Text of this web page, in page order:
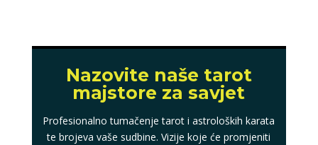
Nazovite naše tarot
majstore za savjet
Profesionalno tumačenje tarot i astroloških karata
te brojeva vaše sudbine. Vizije koje će promjeniti